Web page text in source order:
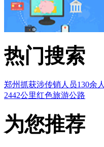
热门搜索
郑州抓获涉传销人员130余人
2442公里红色旅游公路
为您推荐